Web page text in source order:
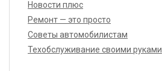
Новости плюс
Ремонт — это просто
Советы автомобилистам
Техобслуживание своими руками